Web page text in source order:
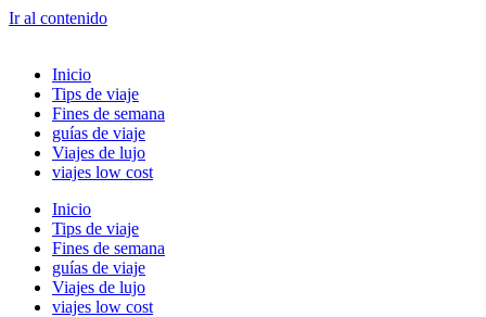
Ir al contenido
Inicio
Tips de viaje
Fines de semana
guías de viaje
Viajes de lujo
viajes low cost
Inicio
Tips de viaje
Fines de semana
guías de viaje
Viajes de lujo
viajes low cost